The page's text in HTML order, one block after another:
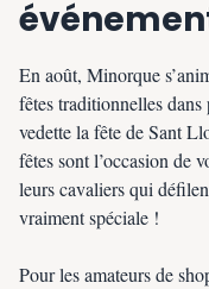
En août, Minorque
fêtes traditionnelles
vedette la fête de Sant
fêtes sont l’occasion de
leurs cavaliers qui
vraiment spéciale !
Pour les amateurs de